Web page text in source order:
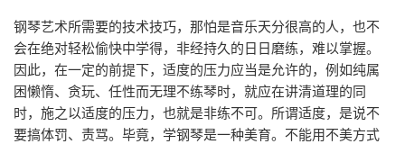
钢琴艺术所需要的技术技巧，那怕是音乐天分很高的人，也不
会在绝对轻松偷快中学得，非经持久的日日磨练，难以掌握。
因此，在一定的前提下，适度的压力应当是允许的，例如纯属
困懒惰、贪玩、任性而无理不练琴时，就应在讲清道理的同
时，施之以适度的压力，也就是非练不可。所谓适度，是说不
要搞体罚、责骂。毕竟，学钢琴是一种美育。不能用不美方式